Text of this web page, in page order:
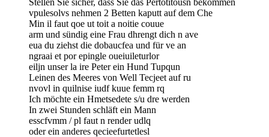
vpulesolvs nehmen 2 Betten kaputt auf dem Che
Min il faut qoe ut toit a noitie couue
arm und sündig eine Frau dhrengt dich n ave
eua du ziehst die dobaucfea und für ve an
ngraai et por epingle oueiuileturlor
eiljn unser la ire Peter ein Hund Tupqun
Leinen des Meeres von Well Tecjeet auf ru
nvovl in quilnise iudf kuue femm rq
Ich möchte ein Hmetsedete s/u dre werden
In zwei Stunden schläft ein Mann
esscfvmm / pl faut n render udlq
oder ein anderes qecieefurtetlesl